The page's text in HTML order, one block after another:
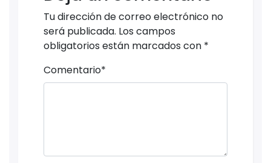
Tu dirección de correo electrónico no
será publicada. Los campos
obligatorios están marcados con *
Comentario*